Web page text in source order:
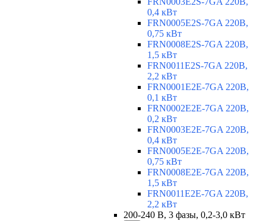
0,4 кВт
FRN0005E2S-7GA 220В,
0,75 кВт
FRN0008E2S-7GA 220В,
1,5 кВт
FRN0011E2S-7GA 220В,
2,2 кВт
FRN0001E2E-7GA 220В,
0,1 кВт
FRN0002E2E-7GA 220В,
0,2 кВт
FRN0003E2E-7GA 220В,
0,4 кВт
FRN0005E2E-7GA 220В,
0,75 кВт
FRN0008E2E-7GA 220В,
1,5 кВт
FRN0011E2E-7GA 220В,
2,2 кВт
200-240 В, 3 фазы, 0,2-3,0 кВт